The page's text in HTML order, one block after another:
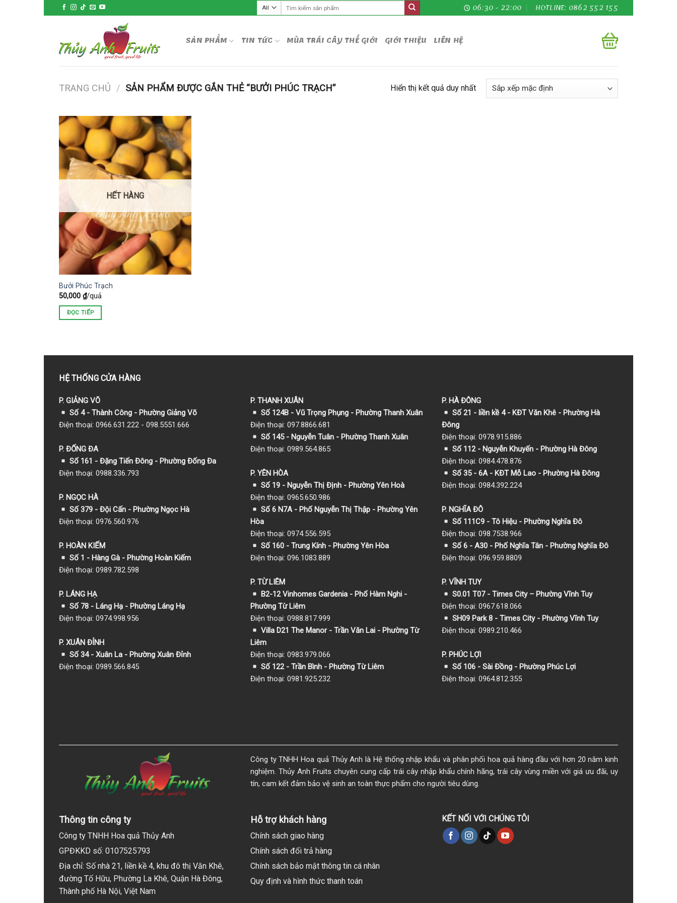
to
06:30 - 22:00 HOTLINE: 0862 552 155
SẢN PHẨM TIN TỨC MÙA TRÁI CÂY THẾ GIỚI GIỚI THIỆU LIÊN HỆ
TRANG CHỦ / SẢN PHẨM ĐƯỢC GẮN THẺ “BƯỞI PHÚC TRẠCH” Hiển thị kết quả duy nhất
HẾT HÀNG
Bưởi Phúc Trạch
50,000 ₫/quả
ĐỌC TIẾP
HỆ THỐNG CỬA HÀNG
P. GIẢNG VÕ
Số 4 - Thành Công - Phường Giảng Võ
Điện thoại: 0966.631.222 - 098.5551.666
P. ĐỐNG ĐA
Số 161 - Đặng Tiến Đông - Phường Đống Đa
Điện thoại: 0988.336.793
P. NGỌC HÀ
Số 379 - Đội Cấn - Phường Ngọc Hà
Điện thoại: 0976.560.976
P. HOÀN KIẾM
Số 1 - Hàng Gà - Phường Hoàn Kiếm
Điện thoại: 0989.782.598
P. LÁNG HẠ
Số 78 - Láng Hạ - Phường Láng Hạ
Điện thoại: 0974.998.956
P. XUÂN ĐỈNH
Số 34 - Xuân La - Phường Xuân Đỉnh
Điện thoại: 0989.566.845
P. THANH XUÂN
Số 124B - Vũ Trọng Phụng - Phường Thanh Xuân
Điện thoại: 097.8866.681
Số 145 - Nguyễn Tuân - Phường Thanh Xuân
Điện thoại: 0989.564.865
P. YÊN HÒA
Số 19 - Nguyễn Thị Định - Phường Yên Hoà
Điện thoại: 0965.650.986
Số 6 N7A - Phố Nguyễn Thị Thập - Phường Yên
Hòa
Điện thoại: 0974.556.595
Số 160 - Trung Kính - Phường Yên Hòa
Điện thoại: 096.1083.889
P. TỪ LIÊM
B2-12 Vinhomes Gardenia - Phố Hàm Nghi -
Phường Từ Liêm
Điện thoại: 0988.817.999
Villa D21 The Manor - Trần Văn Lai - Phường Từ
Liêm
Điện thoại: 0983.979.066
Số 122 - Trần Bình - Phường Từ Liêm
Điện thoại: 0981.925.232
P. HÀ ĐÔNG
Số 21 - liền kề 4 - KĐT Văn Khê - Phường Hà
Đông
Điện thoại: 0978.915.886
Số 112 - Nguyễn Khuyến - Phường Hà Đông
Điện thoại: 0984.478.876
Số 35 - 6A - KĐT Mỗ Lao - Phường Hà Đông
Điện thoại: 0984.392.224
P. NGHĨA ĐÔ
Số 111C9 - Tô Hiệu - Phường Nghĩa Đô
Điện thoại: 098.7538.966
Số 6 - A30 - Phố Nghĩa Tân - Phường Nghĩa Đô
Điện thoại: 096.959.8809
P. VĨNH TUY
S0.01 T07 - Times City – Phường Vĩnh Tuy
Điện thoại: 0967.618.066
SH09 Park 8 - Times City - Phường Vĩnh Tuy
Điện thoại: 0989.210.466
P. PHÚC LỢI
Số 106 - Sài Đồng - Phường Phúc Lợi
Điện thoại: 0964.812.355
Công ty TNHH Hoa quả Thủy Anh là Hệ thống nhập khẩu và phân phối hoa quả hàng đầu với hơn 20 năm kinh
nghiệm. Thủy Anh Fruits chuyên cung cấp trái cây nhập khẩu chính hãng, trái cây vùng miền với giá ưu đãi, uy
tín, cam kết đảm bảo vệ sinh an toàn thực phẩm cho người tiêu dùng.
Thông tin công ty
Công ty TNHH Hoa quả Thủy Anh
GPĐKKD số: 0107525793
Địa chỉ: Số nhà 21, liền kề 4, khu đô thị Văn Khê,
đường Tố Hữu, Phường La Khê, Quận Hà Đông,
Thành phố Hà Nội, Việt Nam
Hỗ trợ khách hàng
Chính sách giao hàng
Chính sách đổi trả hàng
Chính sách bảo mật thông tin cá nhân
Quy định và hình thức thanh toán
KẾT NỐI VỚI CHÚNG TÔI